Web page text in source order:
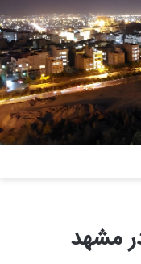
مشهد